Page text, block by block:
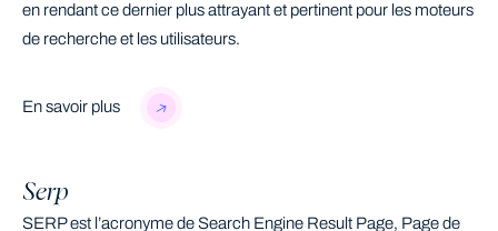
en rendant ce dernier plus attrayant et pertinent pour les moteurs
de recherche et les utilisateurs.
En savoir plus
Serp
SERP est l’acronyme de Search Engine Result Page, Page de